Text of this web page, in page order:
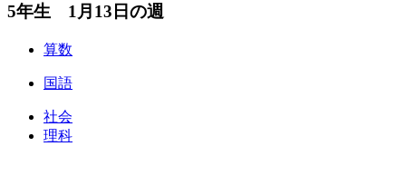
5年生 1月13日の週
算数
国語
社会
理科